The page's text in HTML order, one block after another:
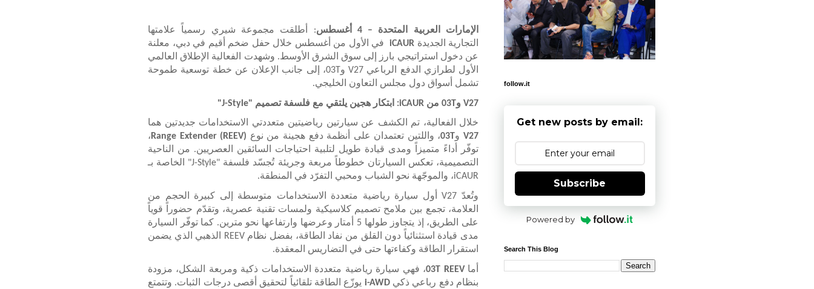
الإمارات العربية المتحدة – 4 أغسطس
: أطلقت مجموعة شيري رسمياً علامتها
التجارية الجديدة iCAUR في الأول من أغسطس خلال حفل ضخم أقيم في دبي، معلنة
عن دخول استراتيجي بارز إلى سوق الشرق الأوسط. وشهدت الفعالية الإطلاق العالمي
الأول لطرازي الدفع الرباعي V27 و03T، إلى جانب الإعلان عن خطة توسعية طموحة
تشمل أسواق دول مجلس التعاون الخليجي.
V27 و03T من iCAUR: ابتكار هجين يلتقي مع فلسفة تصميم "J-Style"
خلال الفعالية، تم الكشف عن سيارتين رياضيتين متعددتي الاستخدامات جديدتين هما
V27و03T، واللتين تعتمدان على أنظمة دفع هجينة من نوع Range Extender (REEV)،
توفّر أداءً متميزاً ومدى قيادة طويل لتلبية احتياجات السائقين العصريين. من الناحية
التصميمية، تعكس السيارتان خطوطاً مربعة وجريئة تُجسّد فلسفة "J-Style" الخاصة بـ
iCAUR، والموجّهة نحو الشباب ومحبي التفرّد في المنطقة.
وتُعدّ V27 أول سيارة رياضية متعددة الاستخدامات متوسطة إلى كبيرة الحجم من
العلامة، تجمع بين ملامح تصميم كلاسيكية ولمسات تقنية عصرية، وتقدّم حضوراً قوياً
على الطريق، إذ يتجاوز طولها 5 أمتار وعرضها وارتفاعها نحو مترين. كما توفّر السيارة
مدى قيادة استثنائياً دون القلق من نفاد الطاقة، بفضل نظام REEV الذهبي الذي يضمن
استقرار الطاقة وكفاءتها حتى في التضاريس المعقدة.
أما03T REEV، فهي سيارة رياضية متعددة الاستخدامات ذكية ومربعة الشكل، مزودة
بنظام دفع رباعي ذكيi-AWD يوزّع الطاقة تلقائياً لتحقيق أقصى درجات الثبات. وتتمتع
follow.it
Get new posts by email:
Subscribe
Powered by
Search This Blog